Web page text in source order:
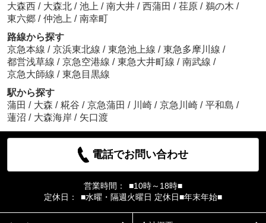
大森西 / 大森北 / 池上 / 南大井 / 西蒲田 / 荏原 / 鵜の木 /
東六郷 / 仲池上 / 南幸町
路線から探す
京急本線 / 京浜東北線 / 東急池上線 / 東急多摩川線 /
都営浅草線 / 京急空港線 / 東急大井町線 / 南武線 /
京急大師線 / 東急目黒線
駅から探す
蒲田 / 大森 / 糀谷 / 京急蒲田 / 川崎 / 京急川崎 / 平和島 /
蓮沼 / 大森海岸 / 矢口渡
電話でお問い合わせ
営業時間：
■10時～18時■
定休日：
■水曜・隔週火曜日 定休日■年末年始■